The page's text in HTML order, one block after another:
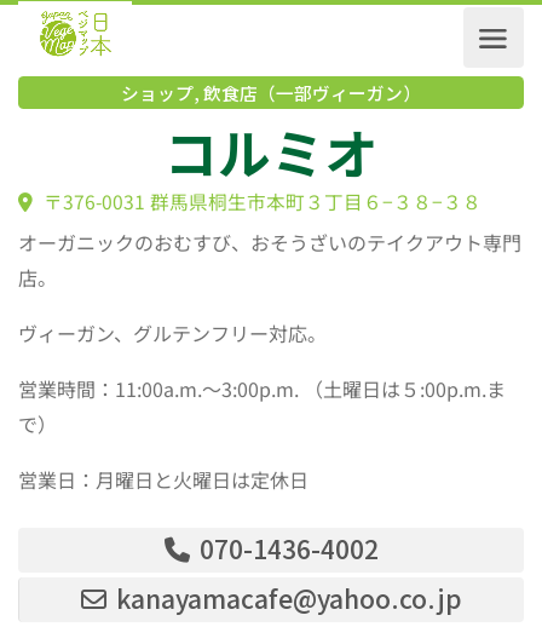
ショップ,飲食店（一部ヴィーガン）
コルミオ
〒376-0031 群馬県桐生市本町３丁目６−３８−３８
オーガニックのおむすび、おそうざいのテイクアウト専門
店。
ヴィーガン、グルテンフリー対応。
営業時間：11:00a.m.～3:00p.m. （土曜日は５:00p.m.ま
で）
営業日：月曜日と火曜日は定休日
070-1436-4002
kanayamacafe@yahoo.co.jp